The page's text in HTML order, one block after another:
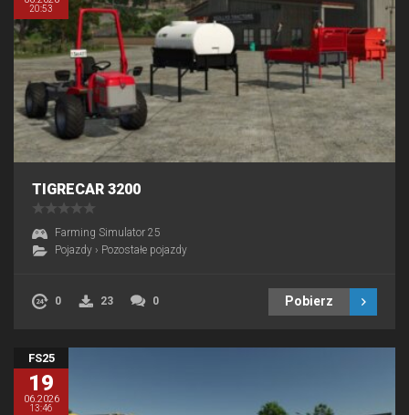
20:53
TIGRECAR 3200
Farming Simulator 25
Pojazdy › Pozostałe pojazdy
0 23 0 Pobierz
FS25
19
06.2026
13:46